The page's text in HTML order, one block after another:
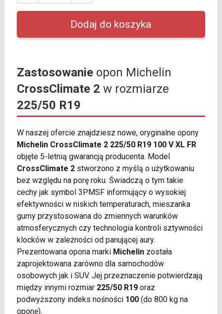
Zastosowanieopon Michelin
CrossClimate 2 w rozmiarze
225/50 R19
W naszej ofercie znajdziesz nowe, oryginalne opony
Michelin CrossClimate 2 225/50 R19 100 V XL FR
objęte 5-letnią gwarancją producenta. Model
CrossClimate 2stworzono z myślą o użytkowaniu
bez względu na porę roku. Świadczą o tym takie
cechy jak symbol 3PMSF informujący o wysokiej
efektywności w niskich temperaturach, mieszanka
gumy przystosowana do zmiennych warunków
atmosferycznych czy technologia kontroli sztywności
klocków w zależności od panującej aury.
Prezentowana opona marki Michelinzostała
zaprojektowana zarówno dla samochodów
osobowych jak i SUV. Jej przeznaczenie potwierdzają
między innymi rozmiar 225/50 R19oraz
podwyższony indeks nośności 100(do 800 kg na
oponę).